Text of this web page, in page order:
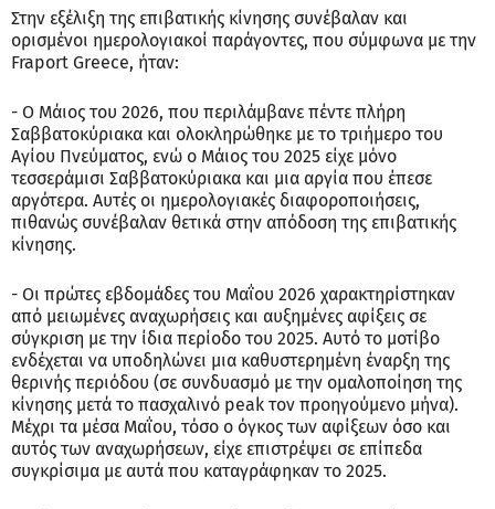
Στην εξέλιξη της επιβατικής κίνησης συνέβαλαν και
ορισμένοι ημερολογιακοί παράγοντες, που σύμφωνα με την
Fraport Greece, ήταν:
- Ο Μάιος του 2026, που περιλάμβανε πέντε πλήρη
Σαββατοκύριακα και ολοκληρώθηκε με το τριήμερο του
Αγίου Πνεύματος, ενώ ο Μάιος του 2025 είχε μόνο
τεσσεράμισι Σαββατοκύριακα και μια αργία που έπεσε
αργότερα. Αυτές οι ημερολογιακές διαφοροποιήσεις,
πιθανώς συνέβαλαν θετικά στην απόδοση της επιβατικής
κίνησης.
- Οι πρώτες εβδομάδες του Μαΐου 2026 χαρακτηρίστηκαν
από μειωμένες αναχωρήσεις και αυξημένες αφίξεις σε
σύγκριση με την ίδια περίοδο του 2025. Αυτό το μοτίβο
ενδέχεται να υποδηλώνει μια καθυστερημένη έναρξη της
θερινής περιόδου (σε συνδυασμό με την ομαλοποίηση της
κίνησης μετά το πασχαλινό peak τον προηγούμενο μήνα).
Μέχρι τα μέσα Μαΐου, τόσο ο όγκος των αφίξεων όσο και
αυτός των αναχωρήσεων, είχε επιστρέψει σε επίπεδα
συγκρίσιμα με αυτά που καταγράφηκαν το 2025.